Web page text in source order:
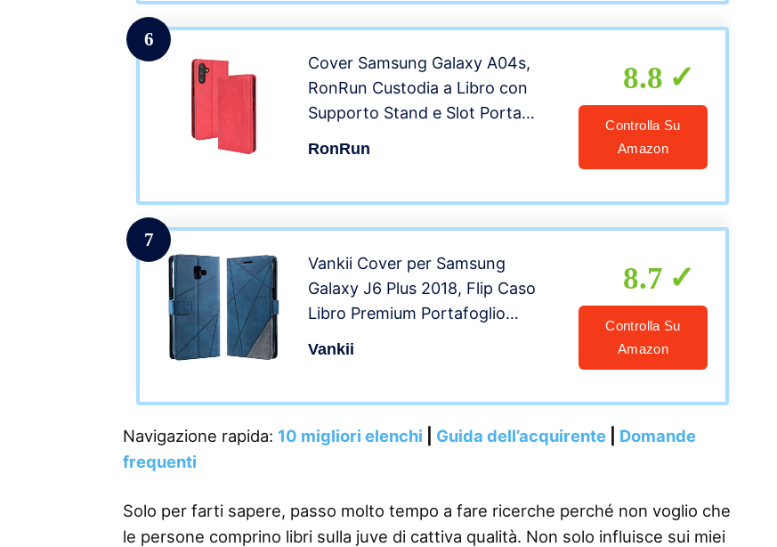
6
Cover Samsung Galaxy A04s,
RonRun Custodia a Libro con
Supporto Stand e Slot Porta
RonRun
8.8
Controlla Su
Amazon
7
Vankii Cover per Samsung
Galaxy J6 Plus 2018, Flip Caso
Libro Premium Portafoglio
Schede (Blu)
Vankii
8.7
Controlla Su
Amazon
Navigazione rapida: 10 migliori elenchi Guida dell’acquirente
Domande
frequenti
Solo per farti sapere, passo molto tempo a fare ricerche perché non voglio che
le persone comprino libri sulla juve di cattiva qualità. Non solo influisce sui miei